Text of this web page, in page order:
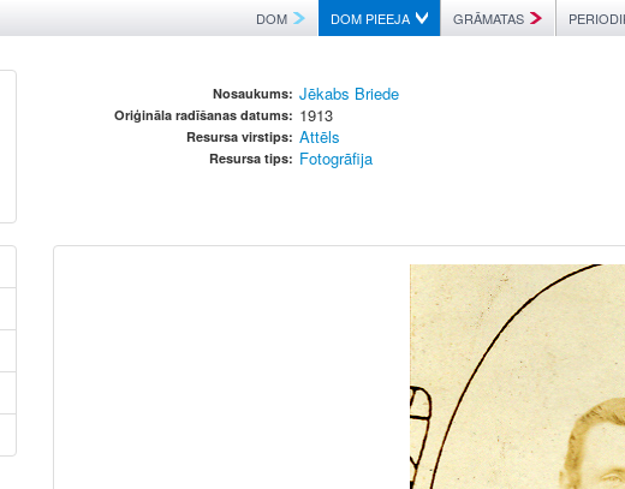
DOM DOM PIEEJA GRĀMATAS
Nosaukums: Jēkabs Briede
Oriģināla radīšanas datums: 1913
Resursa virstips: Attēls
Resursa tips: Fotogrāfija